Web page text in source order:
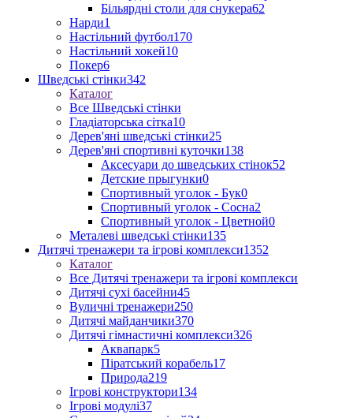
Більярдні столи для снукера62
Нарди1
Настільний футбол170
Настільний хокей10
Покер6
Шведські стінки342
Каталог
Все Шведські стінки
Гладіаторська сітка10
Дерев'яні шведські стінки25
Дерев'яні спортивні куточки138
Аксесуари до шведських стінок52
Детские прыгунки0
Спортивный уголок - Бук0
Спортивный уголок - Сосна2
Спортивный уголок - Цветной0
Металеві шведські стінки135
Дитячі тренажери та ігрові комплекси1352
Каталог
Все Дитячі тренажери та ігрові комплекси
Дитячі сухі басейни45
Вуличні тренажери250
Дитячі майданчики370
Дитячі гімнастичні комплекси326
Аквапарк5
Піратський корабель17
Природа219
Ігрові конструктори134
Ігрові модулі37